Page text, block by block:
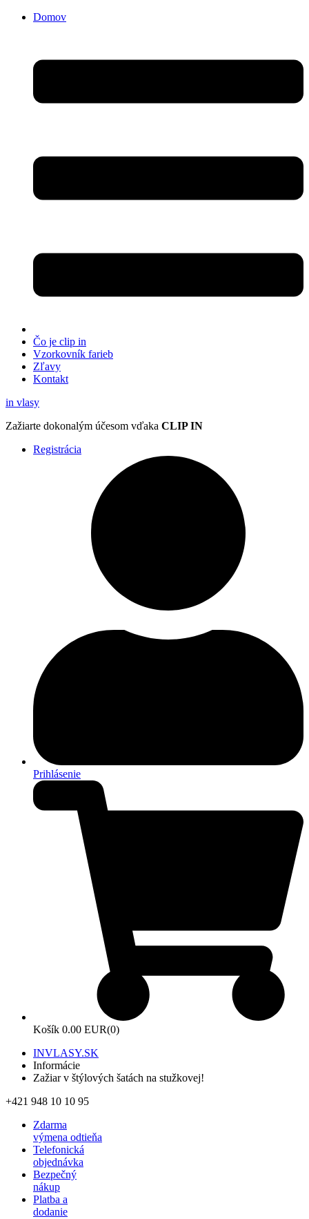
Domov
Čo je clip in
Vzorkovník farieb
Zľavy
Kontakt
in vlasy
Zažiarte dokonalým účesom vďaka CLIP IN
Registrácia
Prihlásenie
Košík 0.00 EUR(0)
INVLASY.SK
Informácie
Zažiar v štýlových šatách na stužkovej!
+421 948 10 10 95
Zdarma
výmena odtieňa
Telefonická
objednávka
Bezpečný
nákup
Platba a
dodanie